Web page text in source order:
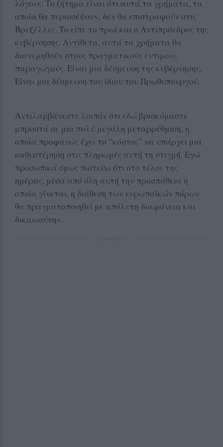
λόγους. Το ζήτημα είναι ότι αυτά τα χρήματα, τα
οποία θα περισσέψουν, δεν θα επιστραφούν στις
Βρυξέλλες. Το είπε το πρωί και ο Αντιπρόεδρος της
κυβέρνησης. Αντίθετα, αυτά τα χρήματα θα
διανεμηθούν στους πραγματικούς έντιμους
παραγωγούς. Είναι μια δέσμευση της κυβέρνησης.
Είναι μια δέσμευση του ίδιου του Πρωθυπουργού.
Αντιλαμβάνεστε λοιπόν ότι εδώ βρισκόμαστε
μπροστά σε μια πολύ μεγάλη μεταρρύθμιση, η
οποία προφανώς έχει το “κόστος” να υπάρχει μια
καθυστέρηση στις πληρωμές αυτή τη στιγμή. Εγώ
προσωπικά όμως πιστεύω ότι στο τέλος της
ημέρας, μέσα από όλη αυτή την προσπάθεια η
οποία γίνεται, η διάθεση των ευρωπαϊκών πόρων
θα πραγματοποιηθεί με απόλυτη διαφάνεια και
δικαιοσύνη».